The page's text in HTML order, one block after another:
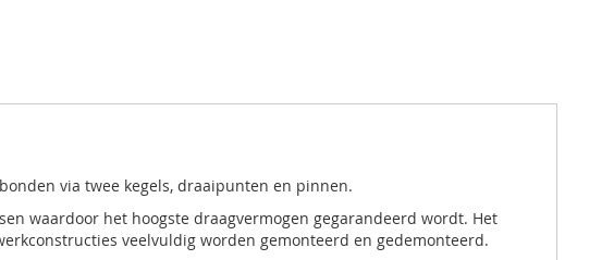
via twee kegels, draaipunten en pinnen.
waardoor het hoogste draagvermogen gegarandeerd wordt. Het
veelvuldig worden gemonteerd en gedemonteerd.